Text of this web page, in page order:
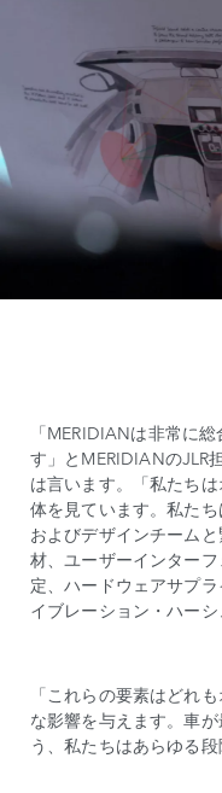
「MERIDIANは非常に
す」とMERIDIANのJLR
は言います。「私たち
体を見ています。私た
およびデザインチーム
材、ユーザーインター
定、ハードウェアサプ
イブレーション・ハー
「これらの要素はどれ
な影響を与えます。車
う、私たちはあらゆる